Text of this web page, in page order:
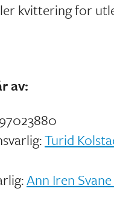
kvittering for
av:
Turid
Ann Iren